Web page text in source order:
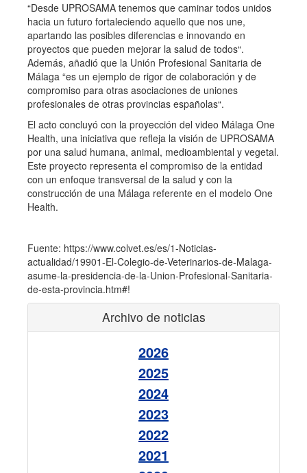
“Desde UPROSAMA tenemos que caminar todos unidos
hacia un futuro fortaleciendo aquello que nos une,
apartando las posibles diferencias e innovando en
proyectos que pueden mejorar la salud de todos“.
Además, añadió que la Unión Profesional Sanitaria de
Málaga “es un ejemplo de rigor de colaboración y de
compromiso para otras asociaciones de uniones
profesionales de otras provincias españolas“.
El acto concluyó con la proyección del video Málaga One
Health, una iniciativa que refleja la visión de UPROSAMA
por una salud humana, animal, medioambiental y vegetal.
Este proyecto representa el compromiso de la entidad
con un enfoque transversal de la salud y con la
construcción de una Málaga referente en el modelo One
Health.
Fuente: https://www.colvet.es/es/1-Noticias-
actualidad/19901-El-Colegio-de-Veterinarios-de-Malaga-
asume-la-presidencia-de-la-Union-Profesional-Sanitaria-
de-esta-provincia.htm#!
Archivo de noticias
2026
2025
2024
2023
2022
2021